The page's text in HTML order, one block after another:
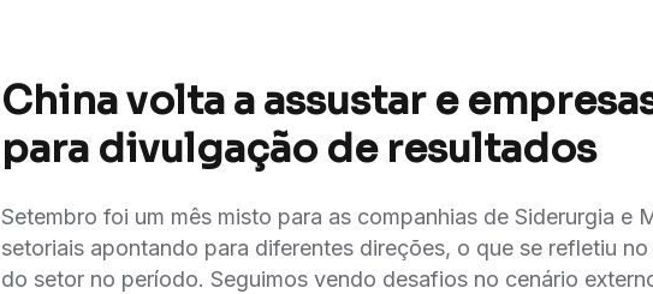
China volta a assustar e
para divulgação de resultados
Setembro foi um mês misto para as companhias de Siderurgia e
setoriais apontando para diferentes direções, o que se refletiu
do setor no período. Seguimos vendo desafios no cenário